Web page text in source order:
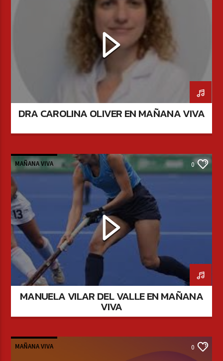
DRA CAROLINA OLIVER EN MAÑANA VIVA
MAÑANA VIVA 0
MANUELA VILAR DEL VALLE EN MAÑANA
VIVA
MAÑANA VIVA 0